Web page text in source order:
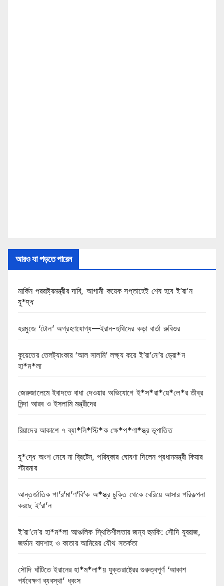
আরও যা পড়তে পারেন
মার্কিন পররাষ্ট্রমন্ত্রীর দাবি, আগামী কয়েক সপ্তাহেই শেষ হবে ই’রা’ন
যু*দ্ধ
হরমুজে ‘টোল’ অগ্রহণযোগ্য—ইরান-হুথিদের কড়া বার্তা রুবিওর
কুয়েতের তেলট্যাংকার ‘আল সালমি’ লক্ষ্য করে ই’রা’নে’র ড্রো*ন
হা*ম*লা
জেরুজালেমে ইবাদতে বাধা দেওয়ার অভিযোগে ই*স*রা*য়ে*লে*র তীব্র
নিন্দা আরব ও ইসলামি মন্ত্রীদের
রিয়াদের আকাশে ৭ ব্যা*লি*স্টি*ক ক্ষে*প*ণা*স্ত্র ভূপাতিত
যু*দ্ধে অংশ নেবে না ব্রিটেন, পরিষ্কার ঘোষণা দিলেন প্রধানমন্ত্রী কিয়ার
স্টারমার
আন্তর্জাতিক পা’র’মা’ণ’বি’ক অ*স্ত্র চুক্তি থেকে বেরিয়ে আসার পরিকল্পনা
করছে ই’রা’ন
ই’রা’নে’র হা*ম*লা আঞ্চলিক স্থিতিশীলতার জন্য হুমকি: সৌদি যুবরাজ,
জর্ডান বাদশাহ ও কাতার আমিরের যৌথ সতর্কতা
সৌদি ঘাঁটিতে ইরানের হা*ম*লা*য় যুক্তরাষ্ট্রের গুরুত্বপূর্ণ ‘আকাশ
পর্যবেক্ষণ ব্যবস্থা’ ধ্বংস